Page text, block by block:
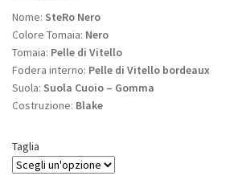
Nome: SteRo Nero
Colore Tomaia: Nero
Tomaia: Pelle di Vitello
Fodera interno: Pelle di Vitello bordeaux
Suola: Suola Cuoio – Gomma
Costruzione: Blake
Taglia